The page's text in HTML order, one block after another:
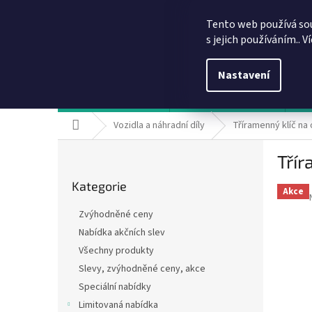
Tento web používá
s jejich používáním..
Nastavení
Domů Vozidla a náhradní díly Tříramenný klíč
kategorie
Kategorie
Zvýhodněné ceny
Nabídka akčních slev
Všechny produkty
Slevy, zvýhodněné ceny, akce
Speciální nabídky
Limitovaná nabídka
Akce